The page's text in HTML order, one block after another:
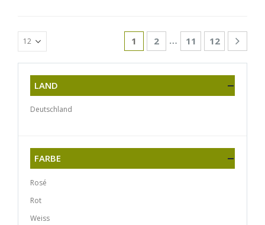
1 2 … 11 12
LAND
Deutschland
FARBE
Rosé
Rot
Weiss